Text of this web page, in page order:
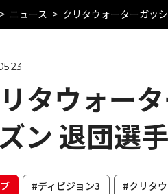
ニュース クリタウォーターガッ
タウォー
ン 退団選
#ディビジョン3 #クリタ